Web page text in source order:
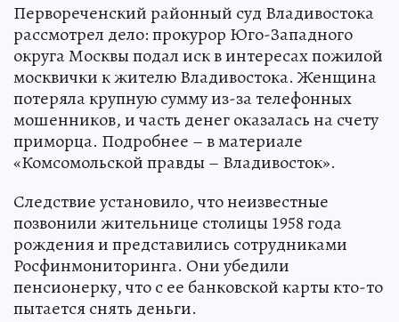
Первореченский районный суд Владивостока
рассмотрел дело: прокурор Юго-Западного
округа Москвы подал иск в интересах пожилой
москвички к жителю Владивостока. Женщина
потеряла крупную сумму из-за телефонных
мошенников, и часть денег оказалась на счету
приморца. Подробнее – в материале
«Комсомольской правды – Владивосток».
Следствие установило, что неизвестные
позвонили жительнице столицы 1958 года
рождения и представились сотрудниками
Росфинмониторинга. Они убедили
пенсионерку, что с ее банковской карты кто-то
пытается снять деньги.